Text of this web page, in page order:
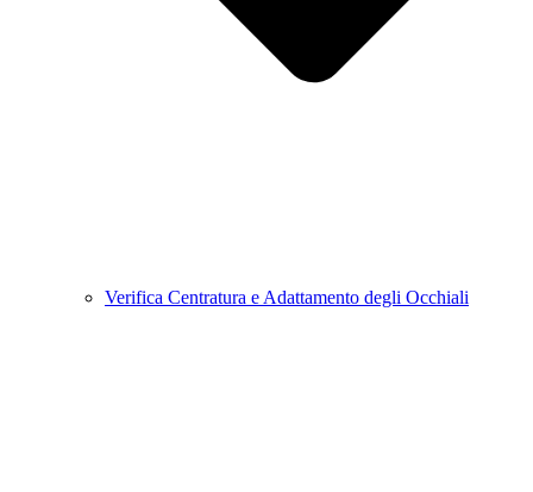
Verifica Centratura e Adattamento degli Occhiali